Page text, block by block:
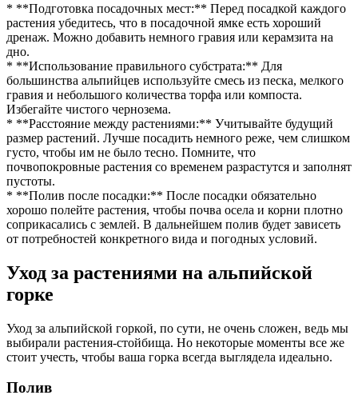
* **Подготовка посадочных мест:** Перед посадкой каждого
растения убедитесь, что в посадочной ямке есть хороший
дренаж. Можно добавить немного гравия или керамзита на
дно.
* **Использование правильного субстрата:** Для
большинства альпийцев используйте смесь из песка, мелкого
гравия и небольшого количества торфа или компоста.
Избегайте чистого чернозема.
* **Расстояние между растениями:** Учитывайте будущий
размер растений. Лучше посадить немного реже, чем слишком
густо, чтобы им не было тесно. Помните, что
почвопокровные растения со временем разрастутся и заполнят
пустоты.
* **Полив после посадки:** После посадки обязательно
хорошо полейте растения, чтобы почва осела и корни плотно
соприкасались с землей. В дальнейшем полив будет зависеть
от потребностей конкретного вида и погодных условий.
Уход за растениями на альпийской
горке
Уход за альпийской горкой, по сути, не очень сложен, ведь мы
выбирали растения-стойбища. Но некоторые моменты все же
стоит учесть, чтобы ваша горка всегда выглядела идеально.
Полив